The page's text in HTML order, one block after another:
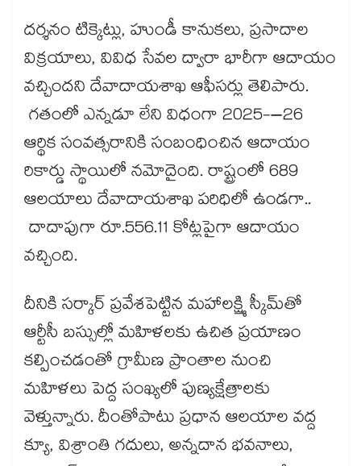
దర్శనం టిక్కెట్లు, హుండీ కానుకలు, ప్రసాదాల
విక్రయాలు, వివిధ సేవల ద్వారా భారీగా ఆదాయం
వచ్చిందని దేవాదాయశాఖ ఆఫీసర్లు తెలిపారు.
గతంలో ఎన్నడూ లేని విధంగా 2025-–26
ఆర్థిక సంవత్సరానికి సంబంధించిన ఆదాయం
రికార్డు స్థాయిలో నమోదైంది. రాష్ట్రంలో 689
ఆలయాలు దేవాదాయశాఖ పరిధిలో ఉండగా..
దాదాపుగా రూ.556.11 కోట్లపైగా ఆదాయం
వచ్చింది.
దీనికి సర్కార్ ప్రవేశపెట్టిన మహాలక్ష్మి స్కీమ్​తో
ఆర్టీసీ బస్సుల్లో మహిళలకు ఉచిత ప్రయాణం
కల్పించడంతో గ్రామీణ ప్రాంతాల నుంచి
మహిళలు పెద్ద సంఖ్యలో పుణ్యక్షేత్రాలకు
వెళ్తున్నారు. దీంతోపాటు ప్రధాన ఆలయాల వద్ద
క్యూ, విశ్రాంతి గదులు, అన్నదాన భవనాలు,